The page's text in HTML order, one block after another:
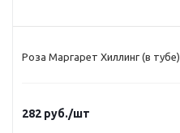
Роза Маргарет Хиллинг (в тубе)
282 руб./шт